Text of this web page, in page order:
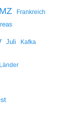
Frankreich
Juli Kafka
Länder